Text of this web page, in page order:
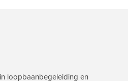
loopbaanbegeleiding en